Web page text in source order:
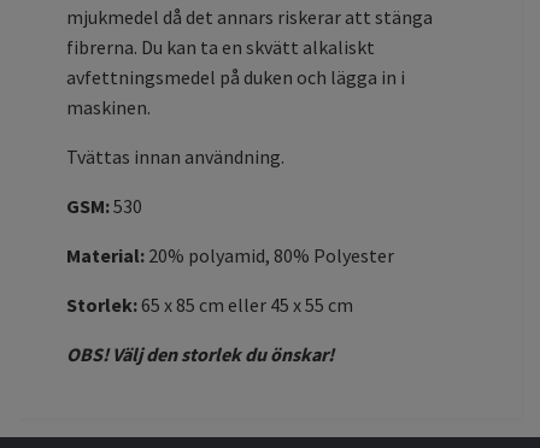
mjukmedel då det annars riskerar att stänga
fibrerna. Du kan ta en skvätt alkaliskt
avfettningsmedel på duken och lägga in i
maskinen.
Tvättas innan användning.
GSM:530
Material: 20% polyamid, 80% Polyester
Storlek:65 x 85 cm eller 45 x 55 cm
OBS! Välj den storlek du önskar!